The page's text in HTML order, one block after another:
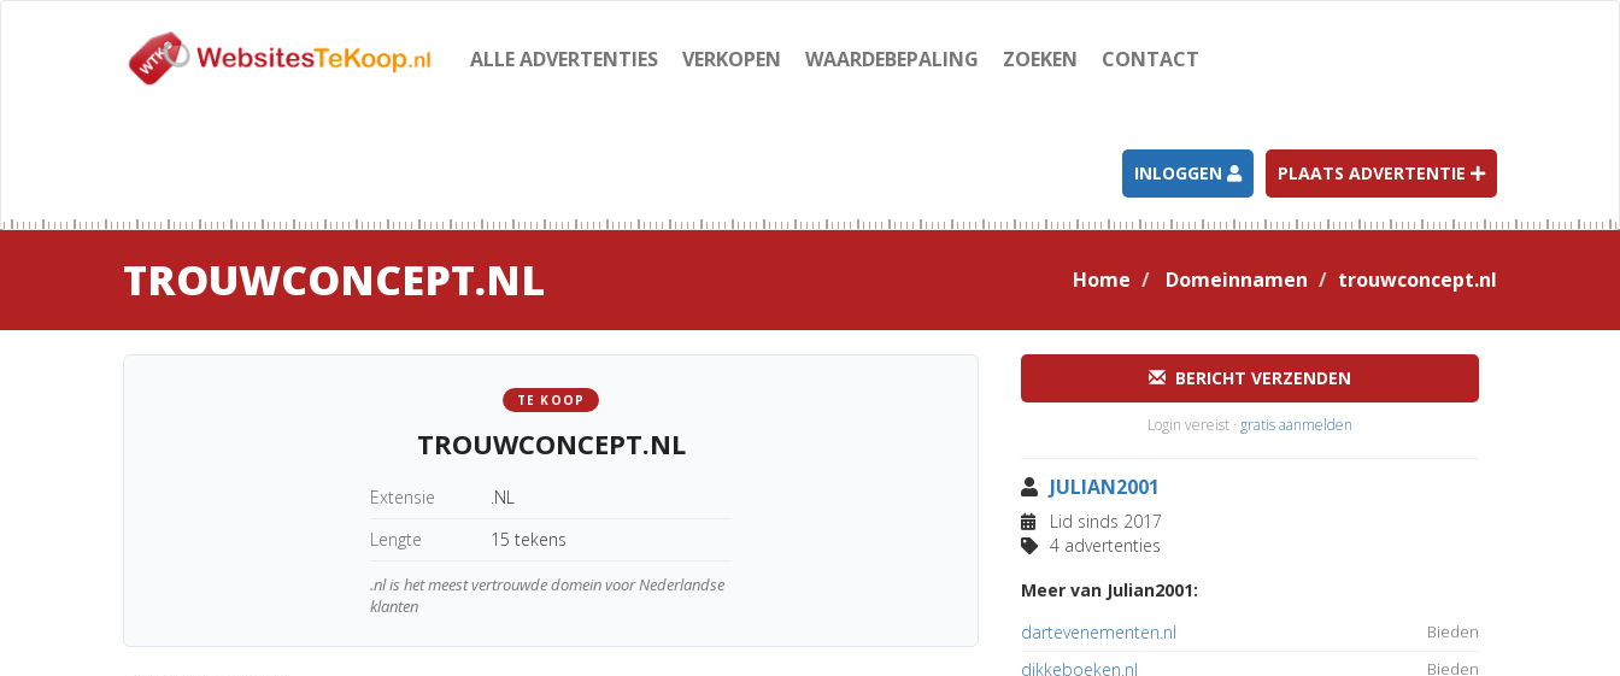
ALLE ADVERTENTIES VERKOPEN WAARDEBEPALING ZOEKEN CONTACT
INLOGGEN PLAATS ADVERTENTIE
TROUWCONCEPT.NL Home Domeinnamen trouwconcept.nl
TE KOOP
TROUWCONCEPT.NL
Extensie
.NL
Lengte
15 tekens
.nl is het meest vertrouwde domein voor Nederlandse
klanten
BERICHT VERZENDEN
Login vereist · gratis aanmelden
JULIAN2001
Lid sinds 2017
4 advertenties
Meer van Julian2001:
dartevenementen.nl
Bieden
dikkeboeken.nl Bieden